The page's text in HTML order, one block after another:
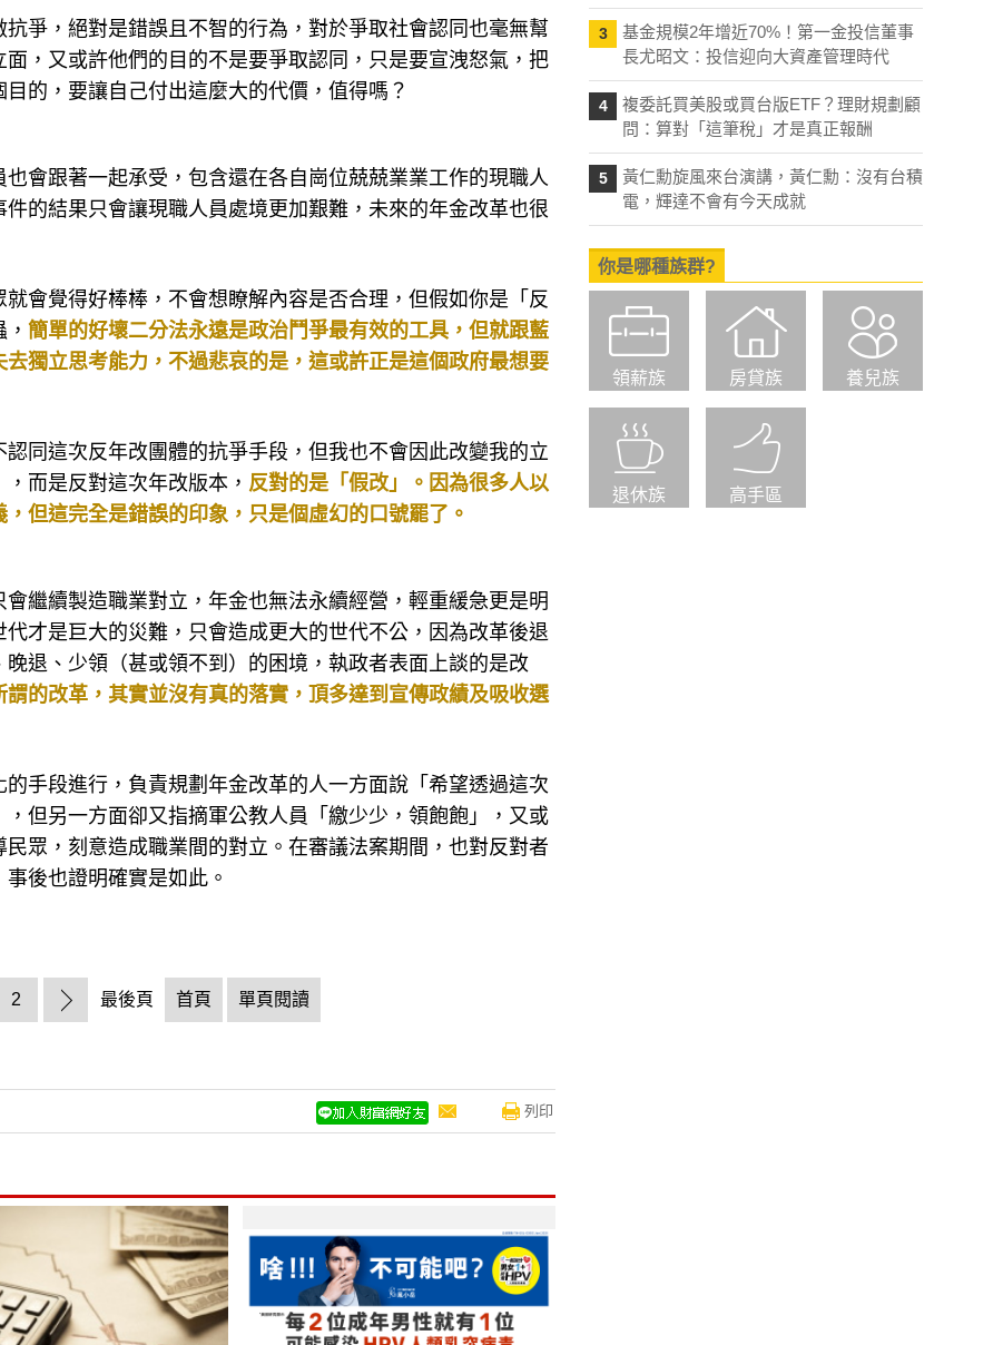
爭，絕對是錯誤且不智的行為，對於爭取社會認同也毫無幫
，又或許他們的目的不是要爭取認同，只是要宣洩怒氣，把
的，要讓自己付出這麼大的代價，值得嗎？
會跟著一起承受，包含還在各自崗位兢兢業業工作的現職人
的結果只會讓現職人員處境更加艱難，未來的年金改革也很
會覺得好棒棒，不會想瞭解內容是否合理，但假如你是「反
簡單的好壞二分法永遠是政治鬥爭最有效的工具，但就跟藍
獨立思考能力，不過悲哀的是，這或許正是這個政府最想要
同這次反年改團體的抗爭手段，但我也不會因此改變我的立
而是反對這次年改版本， 反對的是「假改」。因為很多人以
但這完全是錯誤的印象，只是個虛幻的口號罷了。
繼續製造職業對立，年金也無法永續經營，輕重緩急更是明
才是巨大的災難，只會造成更大的世代不公，因為改革後退
退、少領（甚或領不到）的困境，執政者表面上談的是改
謂的改革，其實並沒有真的落實，頂多達到宣傳政績及吸收選
手段進行，負責規劃年金改革的人一方面說「希望透過這次
但另一方面卻又指摘軍公教人員「繳少少，領飽飽」，又或
眾，刻意造成職業間的對立。在審議法案期間，也對反對者
後也證明確實是如此。
2 最後頁 首頁 單頁閱讀
列印
3
基金規模2年增近70%！第一金投信董事
長尤昭文：投信迎向大資產管理時代
4
複委託買美股或買台版ETF？理財規劃顧
問：算對「這筆稅」才是真正報酬
5
黃仁勳旋風來台演講，黃仁勳：沒有台積
電，輝達不會有今天成就
你是哪種族群?
領薪族 房貸族 養兒族
退休族 高手區